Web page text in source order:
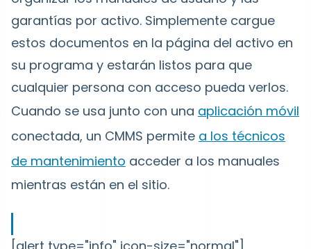
garantías por activo. Simplemente cargue
estos documentos en la página del activo en
su programa y estarán listos para que
cualquier persona con acceso pueda verlos.
Cuando se usa junto con una aplicación móvil
conectada, un CMMS permite a los técnicos
de mantenimiento acceder a los manuales
mientras están en el sitio.